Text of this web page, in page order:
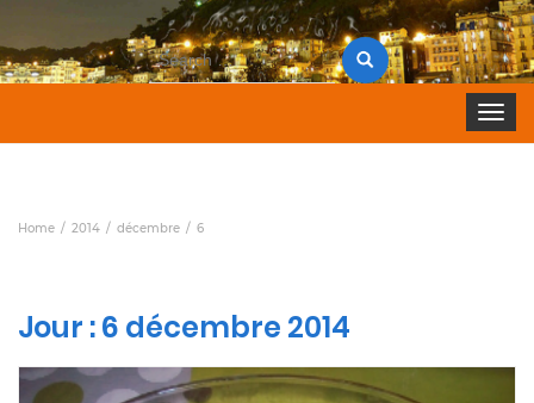
Search
for:
Toggle
Home 2014 décembre 6
Jour :6 décembre 2014